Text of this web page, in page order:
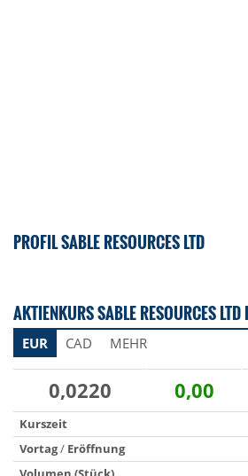
PROFIL SABLE RESOURCES LTD
AKTIENKURS SABLE RESOURCES LTD
EUR CAD MEHR
0,0220 0,00
Kurszeit
Vortag/ Eröffnung